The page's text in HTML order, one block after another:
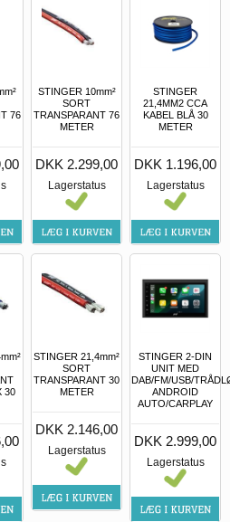
76
STINGER 10mm²
SORT
TRANSPARANT 76
METER
DKK 2.299,00
Lagerstatus
STINGER
21,4MM2 CCA
KABEL BLÅ 30
METER
DKK 1.196,00
Lagerstatus
30
STINGER 21,4mm²
SORT
TRANSPARANT 30
METER
DKK 2.146,00
Lagerstatus
STINGER 2-DIN
UNIT MED
DAB/FM/USB/
ANDROID
AUTO/CARPLAY
DKK 2.999,00
Lagerstatus